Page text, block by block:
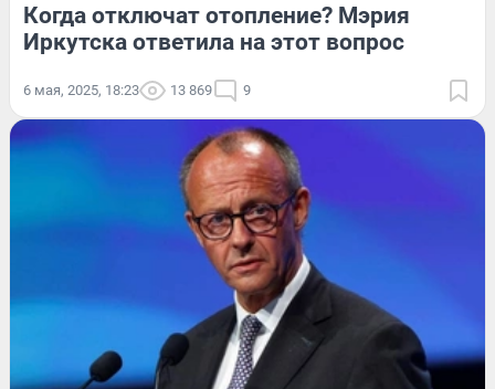
Когда отключат отопление? Мэрия
Иркутска ответила на этот вопрос
6 мая, 2025, 18:23 13 869 9